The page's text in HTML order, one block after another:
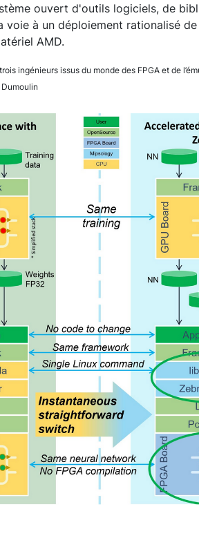
ouvert d'outils logiciels, de
voie à un déploiement rationalisé
AMD.
ingénieurs issus du monde des FPGA et de